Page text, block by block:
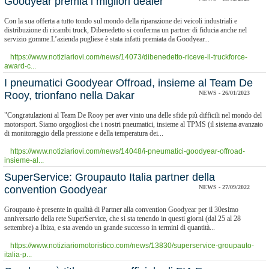
Con la sua offerta a tutto tondo sul mondo della riparazione dei veicoli industriali e
distribuzione di ricambi truck, Dibenedetto si conferma un partner di fiducia anche nel
servizio gomme.L’azienda pugliese è stata infatti premiata da Goodyear...
https://www.notiziariovi.com/news/14073/dibenedetto-riceve-il-truckforce-
award-c...
I pneumatici Goodyear Offroad, insieme al Team De
Rooy, trionfano nella Dakar
NEWS - 26/01/2023
"Congratulazioni al Team De Rooy per aver vinto una delle sfide più difficili nel mondo del
motorsport. Siamo orgogliosi che i nostri pneumatici, insieme al TPMS (il sistema avanzato
di monitoraggio della pressione e della temperatura dei...
https://www.notiziariovi.com/news/14048/i-pneumatici-goodyear-offroad-
insieme-al...
SuperService: ​Groupauto Italia partner della
convention Goodyear
NEWS - 27/09/2022
Groupauto è presente in qualità di Partner alla convention Goodyear per il 30esimo
anniversario della rete SuperService, che si sta tenendo in questi giorni (dal 25 al 28
settembre) a Ibiza, e sta avendo un grande successo in termini di quantità...
https://www.notiziariomotoristico.com/news/13830/superservice-groupauto-
italia-p...